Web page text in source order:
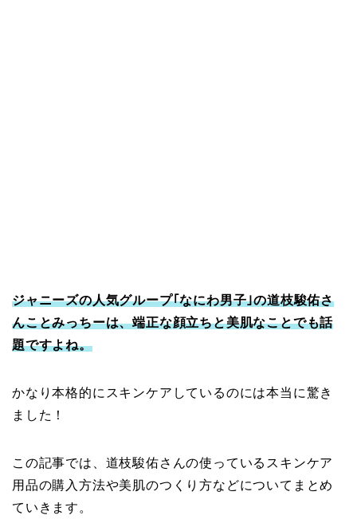
ジャニーズの人気グループ｢なにわ男子｣の道枝駿佑さ
んことみっちーは、端正な顔立ちと美肌なことでも話
題ですよね。
かなり本格的にスキンケアしているのには本当に驚き
ました！
この記事では、道枝駿佑さんの使っているスキンケア
用品の購入方法や美肌のつくり方などについてまとめ
ていきます。